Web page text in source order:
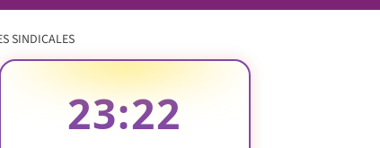
SINDICALES
23:22